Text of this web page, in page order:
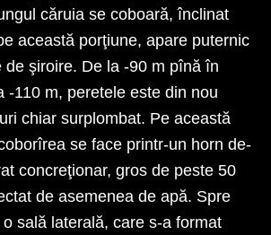
căruia se coboară, înclinat
această porţiune, apare puternic
de şiroire. De la -90 m pînă în
-110 m, peretele este din nou
chiar surplombat. Pe această
se face printr-un horn de-
concreţionar, gros de peste 50
de asemenea de apă. Spre
sală laterală, care s-a format